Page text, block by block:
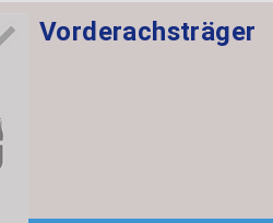
Vorderachsträger